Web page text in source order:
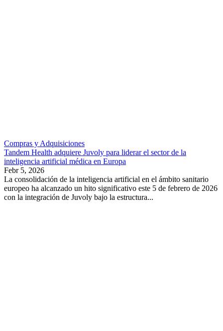
Compras y Adquisiciones
Tandem Health adquiere Juvoly para liderar el sector de la
inteligencia artificial médica en Europa
Febr 5, 2026
La consolidación de la inteligencia artificial en el ámbito sanitario
europeo ha alcanzado un hito significativo este 5 de febrero de 2026
con la integración de Juvoly bajo la estructura...